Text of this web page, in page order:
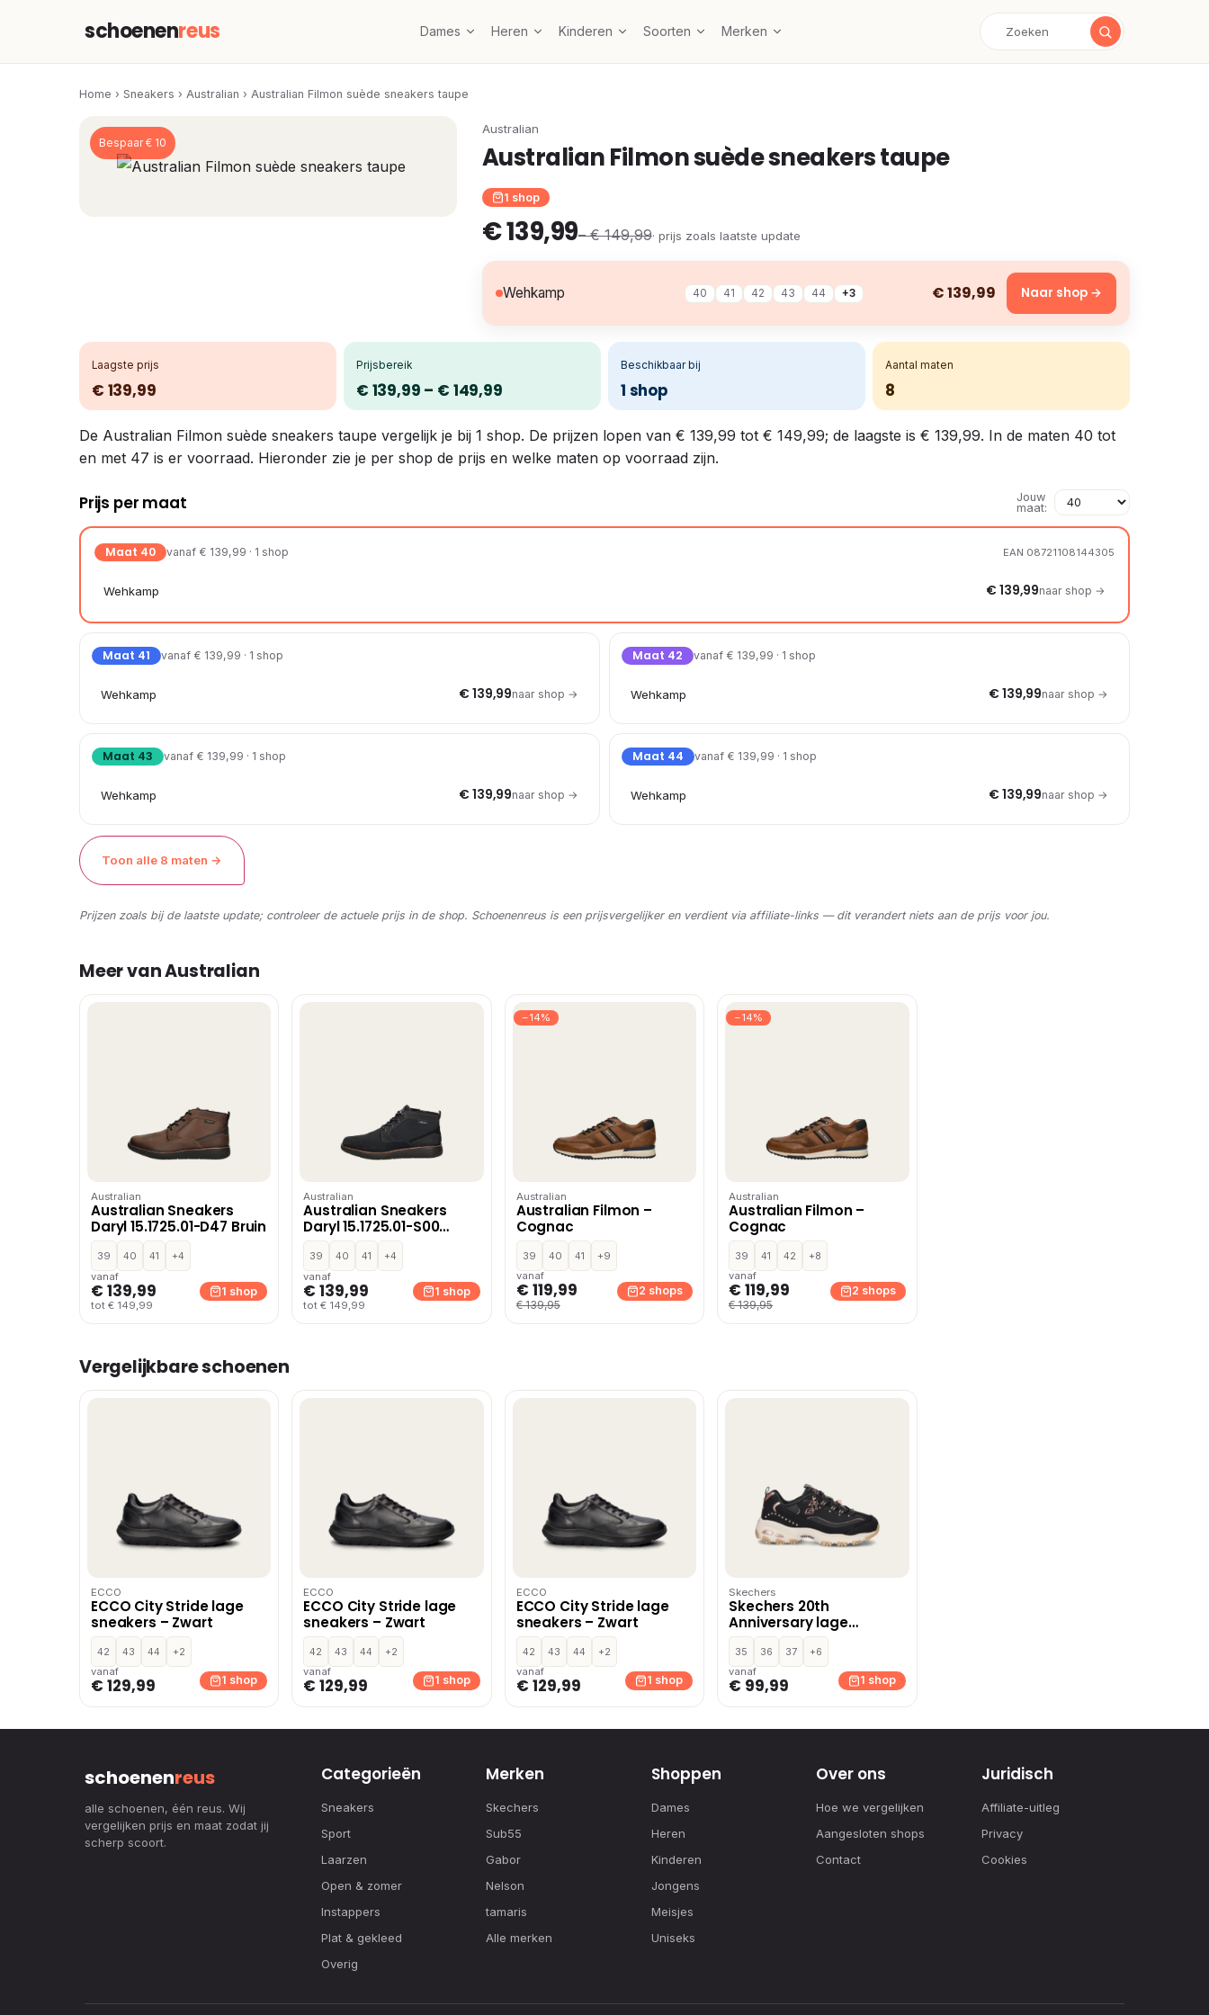
schoenenreus Dames Heren Kinderen Soorten Merken
Home › Sneakers › Australian › Australian Filmon suède sneakers taupe
Bespaar € 10
Australian
Australian Filmon suède sneakers taupe
1 shop
€ 139,99– € 149,99· prijs zoals laatste update
Wehkamp 40 41 42 43 44 +3 € 139,99 Naar shop →
Laagste prijs
€ 139,99
Prijsbereik
€ 139,99 – € 149,99
Beschikbaar bij
1 shop
Aantal maten
8
De Australian Filmon suède sneakers taupe vergelijk je bij 1 shop. De prijzen lopen van € 139,99 tot € 149,99; de laagste is € 139,99. In de maten 40 tot
en met 47 is er voorraad. Hieronder zie je per shop de prijs en welke maten op voorraad zijn.
Prijs per maat
Jouw
maat:
Maat 40 vanaf € 139,99 · 1 shop EAN 08721108144305
Wehkamp € 139,99naar shop →
Maat 41 vanaf € 139,99 · 1 shop
Wehkamp € 139,99naar shop →
Maat 42 vanaf € 139,99 · 1 shop
Wehkamp € 139,99naar shop →
Maat 43 vanaf € 139,99 · 1 shop
Wehkamp € 139,99naar shop →
Maat 44 vanaf € 139,99 · 1 shop
Wehkamp € 139,99naar shop →
Toon alle 8 maten →
Prijzen zoals bij de laatste update; controleer de actuele prijs in de shop. Schoenenreus is een prijsvergelijker en verdient via affiliate-links — dit verandert niets aan de prijs voor jou.
Meer van Australian
Australian
Australian Sneakers
Daryl 15.1725.01-D47 Bruin
39 40 41
+4
vanaf
€ 139,99
tot € 149,99
1 shop
Australian
Australian Sneakers
Daryl 15.1725.01-S00
Blauw
39 40 41
+4
vanaf
€ 139,99
tot € 149,99
1 shop
−14%
Australian
Australian Filmon –
Cognac
39 40 41
+9
vanaf
€ 119,99
€ 139,95
2 shops
−14%
Australian
Australian Filmon –
Cognac
39 41 42
+8
vanaf
€ 119,99
€ 139,95
2 shops
Vergelijkbare schoenen
ECCO
ECCO City Stride lage
sneakers – Zwart
42 43 44
+2
vanaf
€ 129,99 1 shop
ECCO
ECCO City Stride lage
sneakers – Zwart
42 43 44
+2
vanaf
€ 129,99 1 shop
ECCO
ECCO City Stride lage
sneakers – Zwart
42 43 44
+2
vanaf
€ 129,99 1 shop
Skechers
Skechers 20th
Anniversary lage
sneakers – Zwart
35 36 37
+6
vanaf
€ 99,99 1 shop
schoenenreus
alle schoenen, één reus. Wij
vergelijken prijs en maat zodat jij
scherp scoort.
Categorieën
Sneakers
Sport
Laarzen
Open & zomer
Instappers
Plat & gekleed
Overig
Merken
Skechers
Sub55
Gabor
Nelson
tamaris
Alle merken
Shoppen
Dames
Heren
Kinderen
Jongens
Meisjes
Uniseks
Over ons
Hoe we vergelijken
Aangesloten shops
Contact
Juridisch
Affiliate-uitleg
Privacy
Cookies